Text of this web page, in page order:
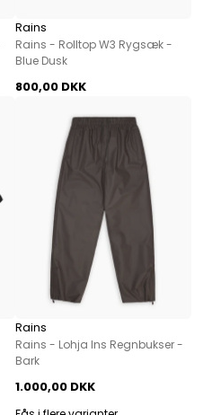
Rains
Rains - Rolltop W3 Rygsæk -
Blue Dusk
800,00 DKK
Rains
Rains - Lohja Ins Regnbukser -
Bark
1.000,00 DKK